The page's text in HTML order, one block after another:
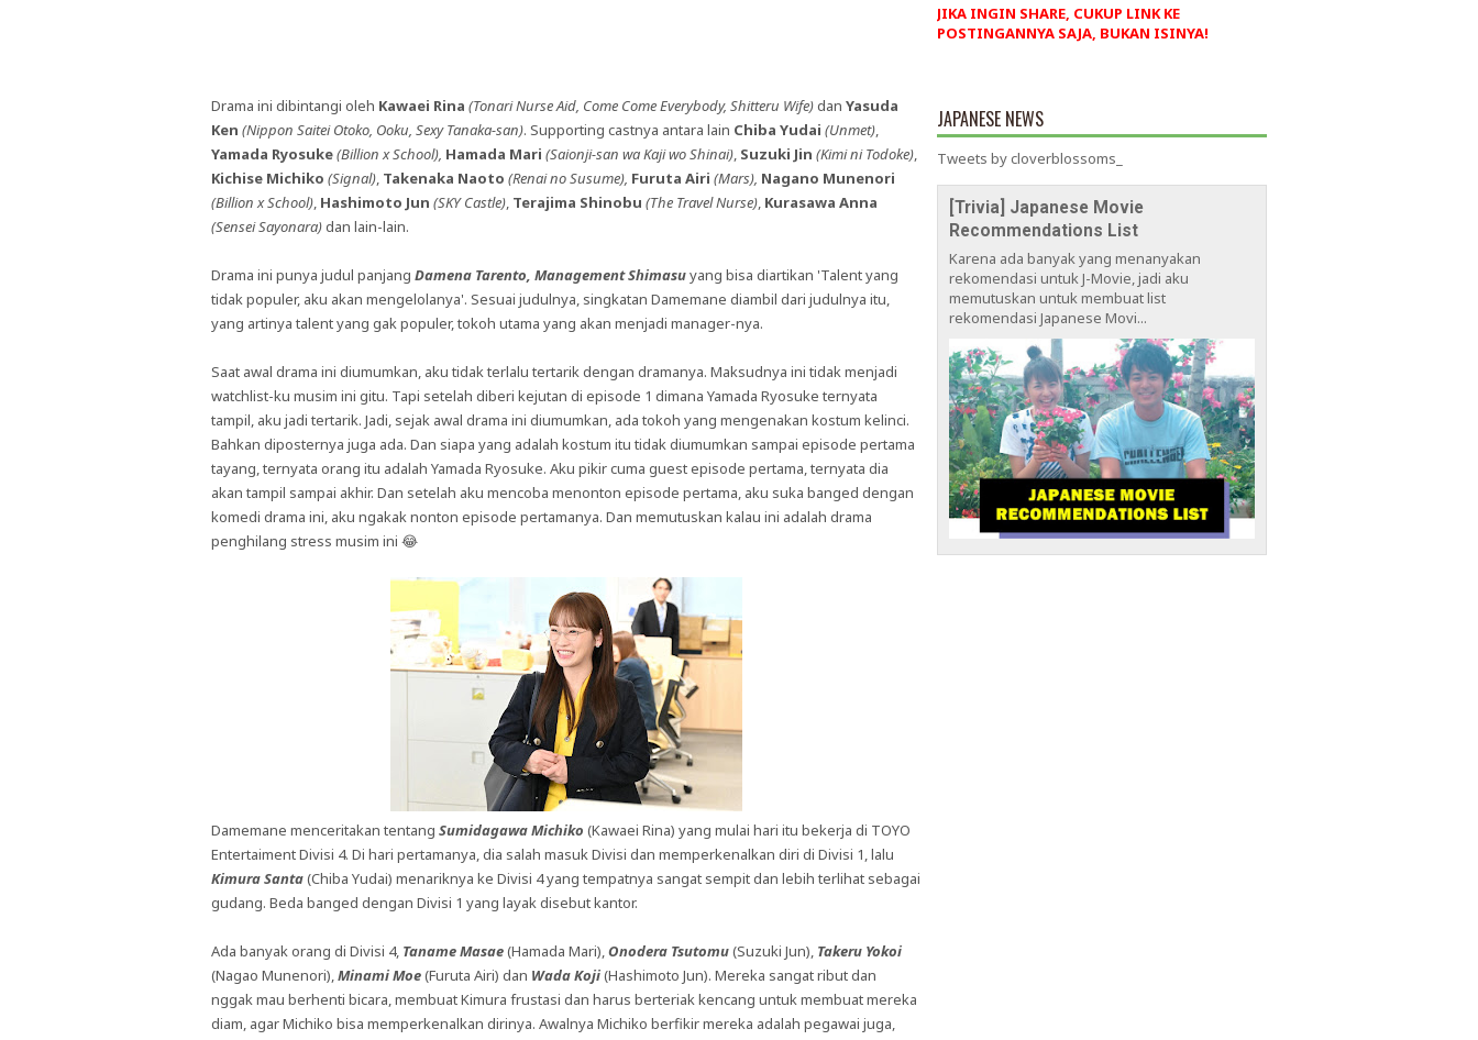
Drama ini dibintangi oleh Kawaei Rina (Tonari Nurse Aid, Come Come Everybody, Shitteru Wife)dan Yasuda
Ken (Nippon Saitei Otoko, Ooku, Sexy Tanaka-san). Supporting castnya antara lain Chiba Yudai (Unmet),
Yamada Ryosuke(Billion x School), Hamada Mari (Saionji-san wa Kaji wo Shinai), Suzuki Jin (Kimi ni Todoke),
Kichise Michiko (Signal), Takenaka Naoto (Renai no Susume), Furuta Airi (Mars), Nagano Munenori
(Billion x School), Hashimoto Jun (SKY Castle), Terajima Shinobu (The Travel Nurse), Kurasawa Anna
(Sensei Sayonara)dan lain-lain.
Drama ini punya judul panjang Damena Tarento, Management Shimasuyang bisa diartikan 'Talent yang
tidak populer, aku akan mengelolanya'. Sesuai judulnya, singkatan Damemane diambil dari judulnya itu,
yang artinya talent yang gak populer, tokoh utama yang akan menjadi manager-nya.
Saat awal drama ini diumumkan, aku tidak terlalu tertarik dengan dramanya. Maksudnya ini tidak menjadi
watchlist-ku musim ini gitu. Tapi setelah diberi kejutan di episode 1 dimana Yamada Ryosuke ternyata
tampil, aku jadi tertarik. Jadi, sejak awal drama ini diumumkan, ada tokoh yang mengenakan kostum kelinci.
Bahkan diposternya juga ada. Dan siapa yang adalah kostum itu tidak diumumkan sampai episode pertama
tayang, ternyata orang itu adalah Yamada Ryosuke. Aku pikir cuma guest episode pertama, ternyata dia
akan tampil sampai akhir. Dan setelah aku mencoba menonton episode pertama, aku suka banged dengan
komedi drama ini, aku ngakak nonton episode pertamanya. Dan memutuskan kalau ini adalah drama
penghilang stress musim ini 😂
Damemane menceritakan tentang Sumidagawa Michiko (Kawaei Rina) yang mulai hari itu bekerja di TOYO
Entertaiment Divisi 4. Di hari pertamanya, dia salah masuk Divisi dan memperkenalkan diri di Divisi 1, lalu
Kimura Santa(Chiba Yudai) menariknya ke Divisi 4 yang tempatnya sangat sempit dan lebih terlihat sebagai
gudang. Beda banged dengan Divisi 1 yang layak disebut kantor.
Ada banyak orang di Divisi 4, Taname Masae(Hamada Mari),Onodera Tsutomu(Suzuki Jun), Takeru Yokoi
(Nagao Munenori),Minami Moe(Furuta Airi) dan Wada Koji(Hashimoto Jun). Mereka sangat ribut dan
nggak mau berhenti bicara, membuat Kimura frustasi dan harus berteriak kencang untuk membuat mereka
diam, agar Michiko bisa memperkenalkan dirinya. Awalnya Michiko berfikir mereka adalah pegawai juga,
JIKA INGIN SHARE, CUKUP LINK KE
POSTINGANNYA SAJA, BUKAN ISINYA!
JAPANESE NEWS
Tweets by cloverblossoms_
[Trivia] Japanese Movie
Recommendations List
Karena ada banyak yang menanyakan
rekomendasi untuk J-Movie, jadi aku
memutuskan untuk membuat list
rekomendasi Japanese Movi...